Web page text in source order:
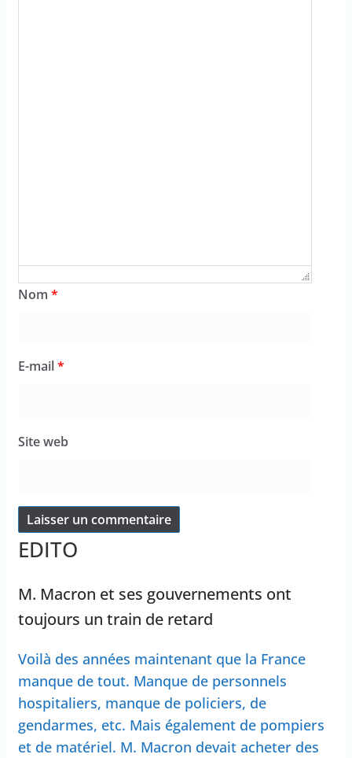
Nom *
E-mail*
Site web
EDITO
M. Macron et ses gouvernements ont
toujours un train de retard
Voilà des années maintenant que la France
manque de tout. Manque de personnels
hospitaliers, manque de policiers, de
gendarmes, etc. Mais également de pompiers
et de matériel. M. Macron devait acheter des